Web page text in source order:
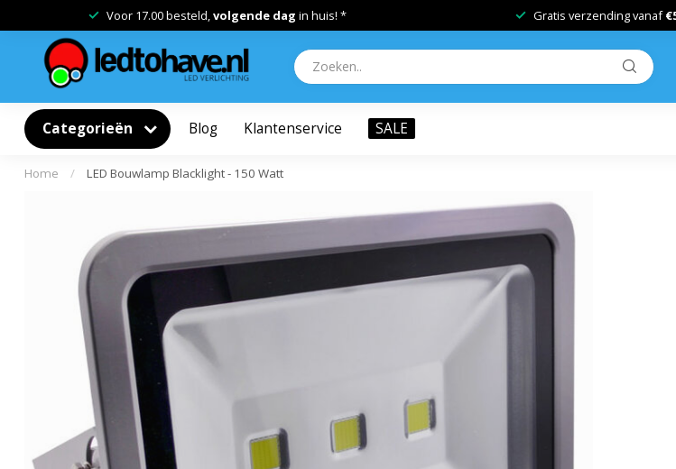
Voor 17.00 besteld,volgende dag in huis! * Gratis verzending vanaf
Categorieën Blog Klantenservice SALE
Home / LED Bouwlamp Blacklight - 150 Watt